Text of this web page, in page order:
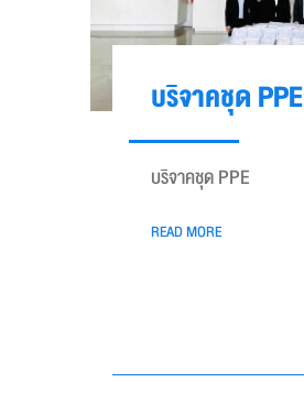
บริจาคชุด PPE
บริจาคชุด PPE
READ MORE